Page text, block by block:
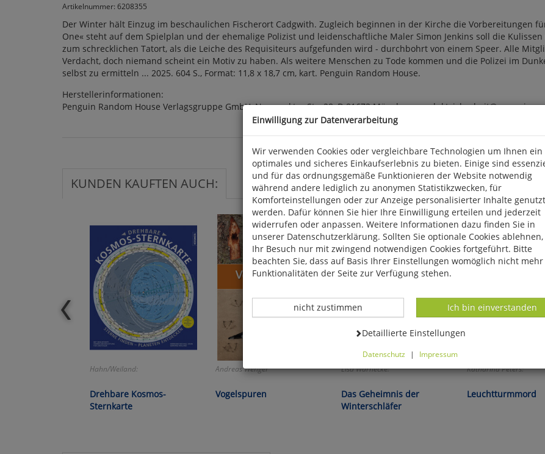
Artikelnummer: 6208355
Der Winter hält Einzug im beschaulichen Fischerort Cadgwith. Zugleich beginnen in der Kirche die Vorbereitungen
One« steht auf dem Spielplan und der ehemalige Polizist und leidenschaftliche Maler Simon Jenkins soll die
zum schrecklichen Tatort, als die Leiche des Requisiteurs aufgefunden wird - durchbohrt von einem Speer. Alle
Verdacht, doch niemand scheint ein Motiv zu haben. Als weitere Menschen zu Tode kommen und die Polizei im
selbst zu ermitteln ... 2025. 604 S., Format: 11,8 x 18,7 cm, kart. Penguin Random House.
Herstellerinformationen:
Penguin Random House Verlagsgruppe GmbH, Neumarkter Str. 28, D 81673 München,
KUNDEN KAUFTEN AUCH:
Hahn/Weiland:
Drehbare Kosmos-
Sternkarte
Andreas Wenger
Vogelspuren
Lisa Warnecke:
Das Geheimnis der
Winterschläfer
Katharina Peters:
Leuchtturmmord
Einwilligung zur Datenverarbeitung
Wir verwenden Cookies oder vergleichbare Technologien um Ihnen ein
optimales und sicheres Einkaufserlebnis zu bieten. Einige sind
und für das ordnungsgemäße Funktionieren der Website notwendig
während andere lediglich zu anonymen Statistikzwecken, für
Komforteinstellungen oder zur Anzeige personalisierter Inhalte genutzt
werden. Dafür können Sie hier Ihre Einwilligung erteilen und jederzeit
widerrufen oder anpassen. Weitere Informationen dazu finden Sie in
unserer Datenschutzerklärung. Sollten Sie optionale Cookies
Ihr Besuch nur mit zwingend notwendigen Cookies fortgeführt. Bitte
beachten Sie, dass auf Basis Ihrer Einstellungen womöglich nicht mehr
Funktionalitäten der Seite zur Verfügung stehen.
Datenverarbeitung -
Ich bin einverstanden
Datenverarbeitung -
nicht zustimmen
Datenverarbeitung -
Detaillierte Einstellungen
Datenschutz | Impressum
Cookies ablehnen, wird Ihr Besuch nur mit zwingend notwendigen
fortgeführt. Bitte beachten Sie, dass auf Basis Ihrer Einstellungen
nicht mehr alle Funktionalitäten der Seite zur Verfügung stehen.